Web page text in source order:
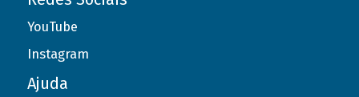
YouTube
Instagram
Ajuda